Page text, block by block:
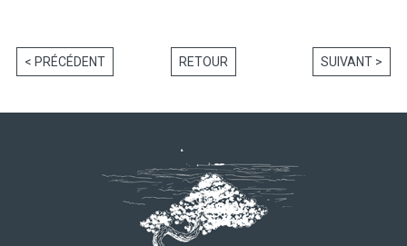
SUIVANT >
< PRÉCÉDENT RETOUR